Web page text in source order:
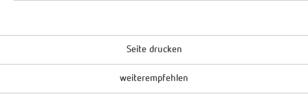
Seite drucken
weiterempfehlen